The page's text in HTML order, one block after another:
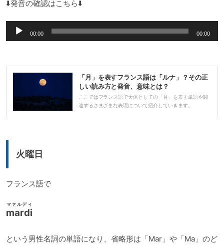
⬇️発音の確認はこちら⬇️
声
ヤ
ー
00:00 00:00
「月」を表すフランス語は「ルナ」？その正
しい読み方と発音、意味とは？
ここではフランス語で天体としての「月」を表す単語や関
連するさまざまな表現について紹介していきます。
火曜日
フランス語で
mardi
マァルディ
という男性名詞の単語になり、省略形は「Mar」や「Ma」のど